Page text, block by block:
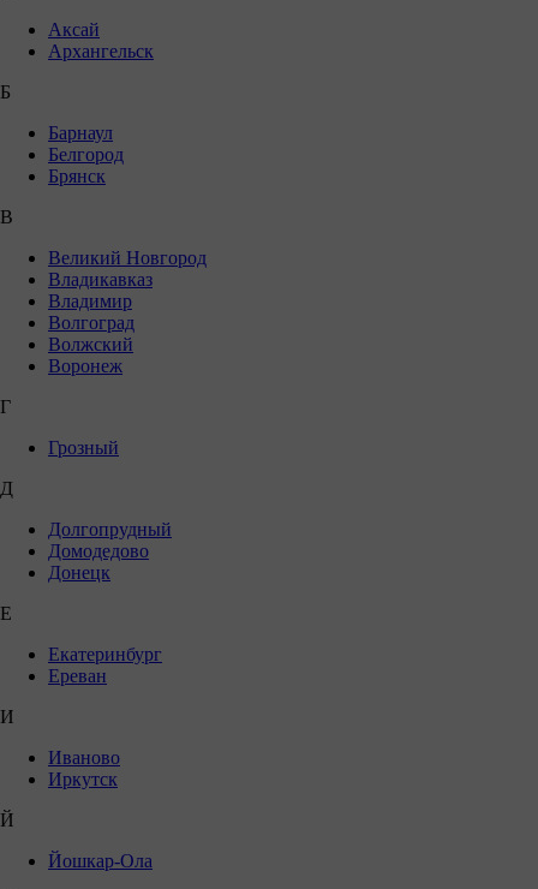
Аксай
Архангельск
Б
Барнаул
Белгород
Брянск
В
Великий Новгород
Владикавказ
Владимир
Волгоград
Волжский
Воронеж
Г
Грозный
Д
Долгопрудный
Домодедово
Донецк
Е
Екатеринбург
Ереван
И
Иваново
Иркутск
Й
Йошкар-Ола